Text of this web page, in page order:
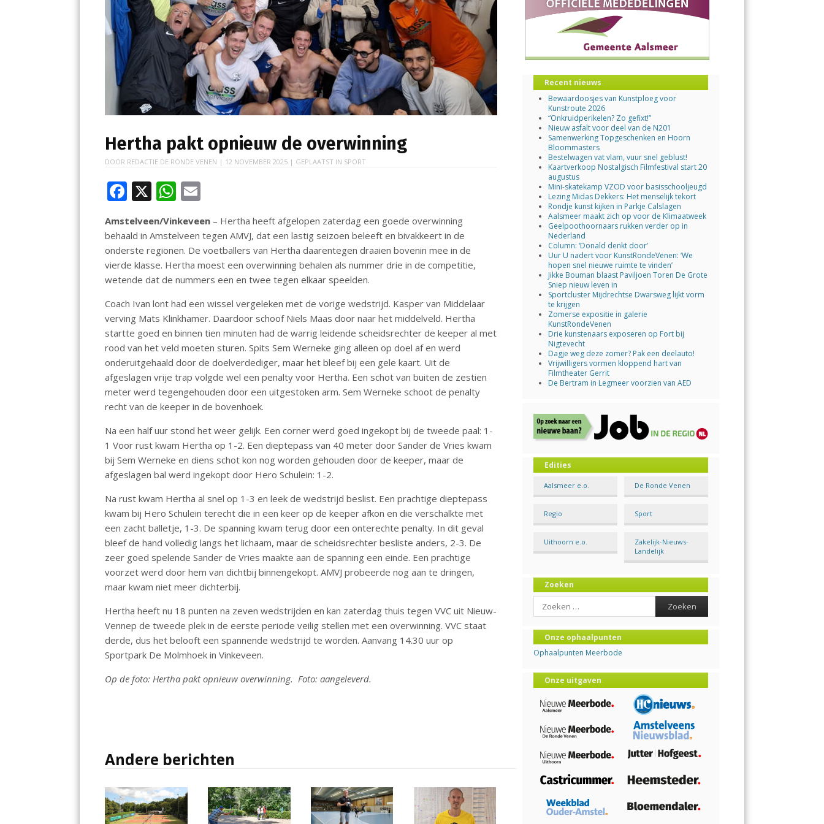
Hertha pakt opnieuw de overwinning
DOOR REDACTIE DE RONDE VENEN | 12 NOVEMBER 2025 | GEPLAATST IN SPORT
F
ac
e
b
o
o
k
X W
h
at
s
A
p
p
ai
l
Amstelveen/Vinkeveen – Hertha heeft afgelopen zaterdag een goede overwinning
behaald in Amstelveen tegen AMVJ, dat een lastig seizoen beleeft en bivakkeert in de
onderste regionen. De voetballers van Hertha daarentegen draaien bovenin mee in de
vierde klasse. Hertha moest een overwinning behalen als nummer drie in de competitie,
wetende dat de nummers een en twee tegen elkaar speelden.
Coach Ivan lont had een wissel vergeleken met de vorige wedstrijd. Kasper van Middelaar
verving Mats Klinkhamer. Daardoor schoof Niels Maas door naar het middelveld. Hertha
startte goed en binnen tien minuten had de warrig leidende scheidsrechter de keeper al met
rood van het veld moeten sturen. Spits Sem Werneke ging alleen op doel af en werd
onderuitgehaald door de doelverdediger, maar het bleef bij een gele kaart. Uit de
afgeslagen vrije trap volgde wel een penalty voor Hertha. Een schot van buiten de zestien
meter werd tegengehouden door een uitgestoken arm. Sem Werneke schoot de penalty
recht van de keeper in de bovenhoek.
Na een half uur stond het weer gelijk. Een corner werd goed ingekopt bij de tweede paal: 1-
1 Voor rust kwam Hertha op 1-2. Een dieptepass van 40 meter door Sander de Vries kwam
bij Sem Werneke en diens schot kon nog worden gehouden door de keeper, maar de
afgeslagen bal werd ingekopt door Hero Schulein: 1-2.
Na rust kwam Hertha al snel op 1-3 en leek de wedstrijd beslist. Een prachtige dieptepass
kwam bij Hero Schulein terecht die in een keer op de keeper afkon en die verschalkte met
een zacht balletje, 1-3. De spanning kwam terug door een onterechte penalty. In dit geval
bleef de hand volledig langs het lichaam, maar de scheidsrechter besliste anders, 2-3. De
zeer goed spelende Sander de Vries maakte aan de spanning een einde. Een prachtige
voorzet werd door hem van dichtbij binnengekopt. AMVJ probeerde nog aan te dringen,
maar kwam niet meer dichterbij.
Hertha heeft nu 18 punten na zeven wedstrijden en kan zaterdag thuis tegen VVC uit Nieuw-
Vennep de tweede plek in de eerste periode veilig stellen met een overwinning. VVC staat
derde, dus het belooft een spannende wedstrijd te worden. Aanvang 14.30 uur op
Sportpark De Molmhoek in Vinkeveen.
Op de foto: Hertha pakt opnieuw overwinning. Foto: aangeleverd.
Andere berichten
Recent nieuws
Bewaardoosjes van Kunstploeg voor
Kunstroute 2026
“Onkruidperikelen? Zo gefixt!”
Nieuw asfalt voor deel van de N201
Samenwerking Topgeschenken en Hoorn
Bloommasters
Bestelwagen vat vlam, vuur snel geblust!
Kaartverkoop Nostalgisch Filmfestival start 20
augustus
Mini-skatekamp VZOD voor basisschooljeugd
Lezing Midas Dekkers: Het menselijk tekort
Rondje kunst kijken in Parkje Calslagen
Aalsmeer maakt zich op voor de Klimaatweek
Geelpoothoornaars rukken verder op in
Nederland
Column: ‘Donald denkt door’
Uur U nadert voor KunstRondeVenen: ‘We
hopen snel nieuwe ruimte te vinden’
Jikke Bouman blaast Paviljoen Toren De Grote
Sniep nieuw leven in
Sportcluster Mijdrechtse Dwarsweg lijkt vorm
te krijgen
Zomerse expositie in galerie
KunstRondeVenen
Drie kunstenaars exposeren op Fort bij
Nigtevecht
Dagje weg deze zomer? Pak een deelauto!
Vrijwilligers vormen kloppend hart van
Filmtheater Gerrit
De Bertram in Legmeer voorzien van AED
Edities
Aalsmeer e.o. De Ronde Venen
Regio Sport
Uithoorn e.o.
Zakelijk-Nieuws-
Landelijk
Zoeken
Search
Onze ophaalpunten
Ophaalpunten Meerbode
Onze uitgaven